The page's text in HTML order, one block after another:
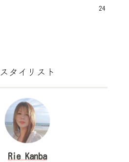
24
スタイリスト
Rie Kanba